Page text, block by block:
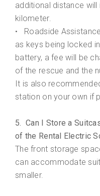
additional distance
kilometer.
•
Roadside
as keys being locked
battery, a fee will be
of the rescue and the
It is also
station on your own if
5. Can I Store a
of the Rental Electric
The front storage
can accommodate
smaller.